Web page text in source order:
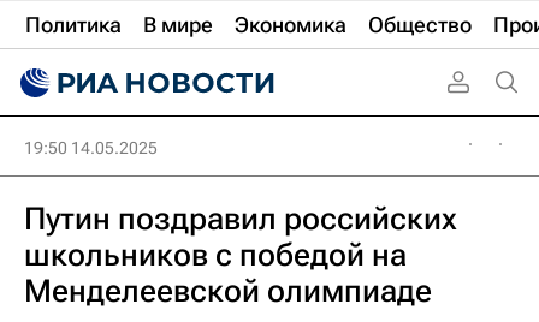
Политика В мире Экономика Общество
19:50 14.05.2025
Путин поздравил российских
школьников с победой на
Менделеевской олимпиаде